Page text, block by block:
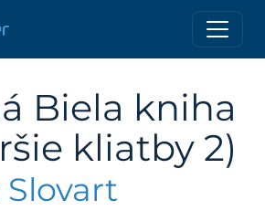
Biela kniha
kliatby 2)